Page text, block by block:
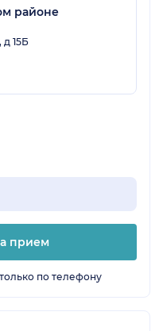
районе
15Б
прием
по телефону